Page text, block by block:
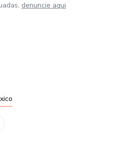
denuncie aqui